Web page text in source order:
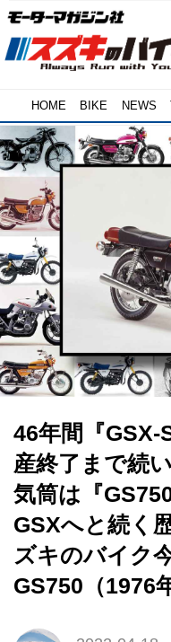
HOME BIKE NEWS
46年間『GSX-
産終了まで続
気筒は『
GSXへと続く
ズキのバイク
GS750（1976